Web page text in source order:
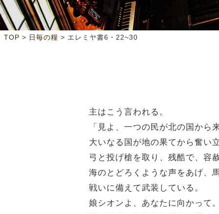
TOP > 日毎の糧 > エレミヤ書6・22~30
主はこう言われる。
「見よ、一つの民が北の国から
大いなる国が地の果てから奮い
弓と投げ槍を取り、残酷で、容
海のとどろくような声をあげ、
戦いに備えて武装している。
娘シオンよ、あなたに向かって。